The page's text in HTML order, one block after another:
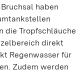
haben
die Tropfschläuche
direkt
Regenwasser für
Zudem werden